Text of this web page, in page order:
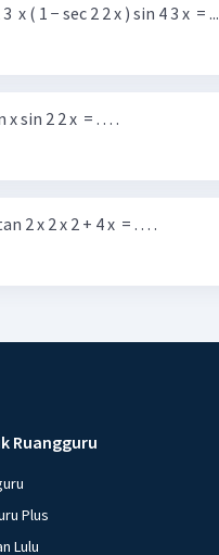
x ( 1 − sec 2 2 x ) sin 4 3 x ​ = ...
sin 2 2 x ​ = . . . .
2 x 2 x 2 + 4 x ​ = . . . .
Ruangguru
Plus
Lulu